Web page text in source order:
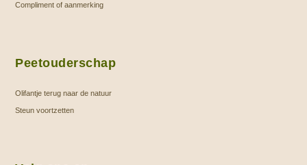
Compliment of aanmerking
Peetouderschap
Olifantje terug naar de natuur
Steun voortzetten